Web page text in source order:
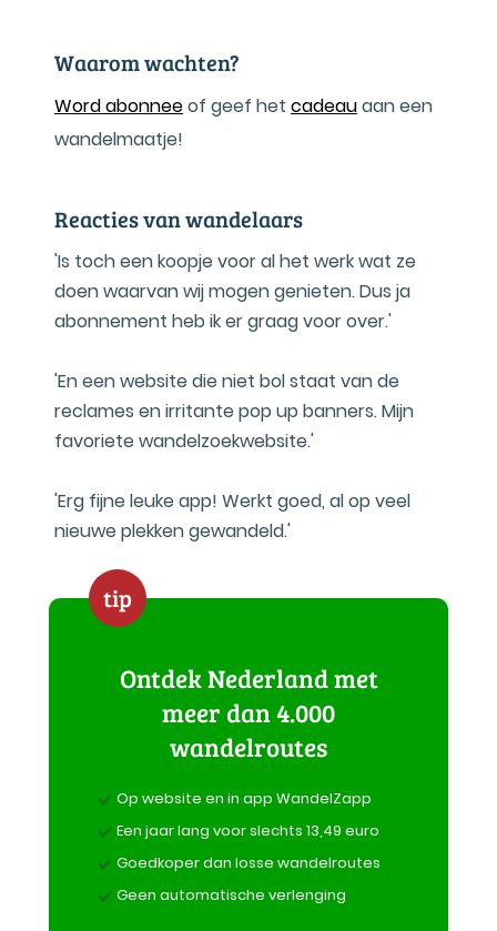
Waarom wachten?
Word abonneeof geef het cadeauaan een
wandelmaatje!
Reacties van wandelaars
'Is toch een koopje voor al het werk wat ze
doen waarvan wij mogen genieten. Dus ja
abonnement heb ik er graag voor over.'
'En een website die niet bol staat van de
reclames en irritante pop up banners. Mijn
favoriete wandelzoekwebsite.'
'Erg fijne leuke app! Werkt goed, al op veel
nieuwe plekken gewandeld.'
tip
Ontdek Nederland met
meer dan 4.000
wandelroutes
Op website en in app WandelZapp
Een jaar lang voor slechts 13,49 euro
Goedkoper dan losse wandelroutes
Geen automatische verlenging